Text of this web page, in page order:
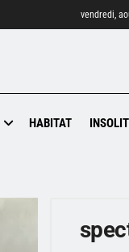
vendredi,
HABITAT